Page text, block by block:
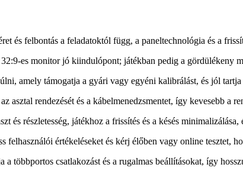
és felbontás a feladatoktól függ, a paneltechnológia és a
es monitor jó kiindulópont; játékban pedig a gördülékeny
amely támogatja a gyári vagy egyéni kalibrálást, és jól
rendezését és a kábelmenedzsmentet, így kevesebb a
és részletesség, játékhoz a frissítés és a késés minimalizálása,
értékeléseket és kérj élőben vagy online tesztet,
többportos csatlakozást és a rugalmas beállításokat, így